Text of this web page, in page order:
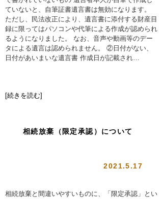
ていないと、自筆証書遺言書は無効になります。
ただし、民法改正により、遺言書に添付する財産目
録に限ってはパソコンや代筆による作成が認められ
るようになりました。 なお、音声や動画等のデー
タによる遺言は認められません。 ②日付がない、
日付があいまいな遺言書 作成日が記載され…
[続きを読む]
相続放棄（限定承認）について
2021.5.17
相続放棄と間違いやすいものに、「限定承認」とい